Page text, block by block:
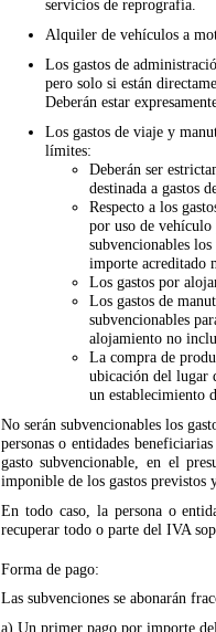
servicios de reprografía.
Alquiler de vehículos a
Los gastos de
pero solo si están
Deberán estar
Los gastos de viaje y
límites:
Deberán ser
destinada a gastos
Respecto a los
por uso de
subvencionables
importe acreditado
Los gastos por
Los gastos de
subvencionables
alojamiento no
La compra de
ubicación del lugar
un establecimiento
No serán subvencionables los
personas o entidades beneficiarias
gasto subvencionable, en el
imponible de los gastos previstos
En todo caso, la persona o
recuperar todo o parte del IVA
Forma de pago:
Las subvenciones se abonarán
a) Un primer pago por importe